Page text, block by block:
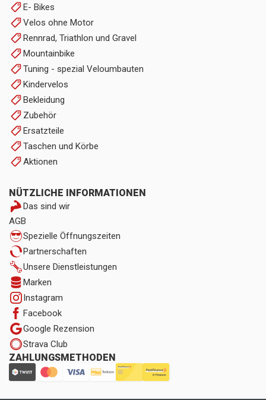
E- Bikes
Velos ohne Motor
Rennrad, Triathlon und Gravel
Mountainbike
Tuning - spezial Veloumbauten
Kindervelos
Bekleidung
Zubehör
Ersatzteile
Taschen und Körbe
Aktionen
NÜTZLICHE INFORMATIONEN
Das sind wir
AGB
Spezielle Öffnungszeiten
Partnerschaften
Unsere Dienstleistungen
Marken
Instagram
Facebook
Google Rezension
Strava Club
ZAHLUNGSMETHODEN